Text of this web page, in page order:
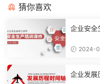
猜你喜欢
企业安全
2024-
企业发展